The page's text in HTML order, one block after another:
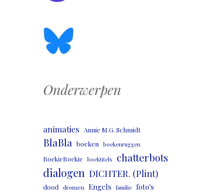
Onderwerpen
animaties Annie M.G. Schmidt
BlaBla boeken boekenruggen
BoekieBoekie boektitels chatterbots
dialogen DICHTER. (Plint)
dood dromen Engels familie foto's